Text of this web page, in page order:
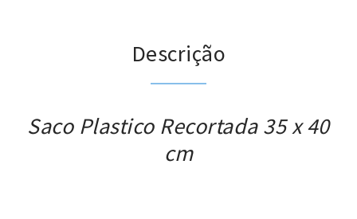
Descrição
Saco Plastico Recortada 35 x 40
cm